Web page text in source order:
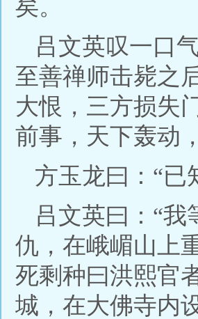
矣。
吕文英叹一口
至善禅师击毙之
大恨，三方损失
前事，天下轰动
方玉龙曰：“已
吕文英曰：“
仇，在峨嵋山上
死剩种曰洪熙官
城，在大佛寺内